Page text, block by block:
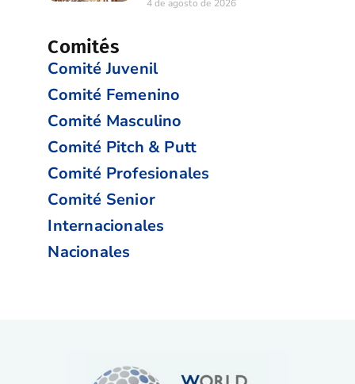
4 de agosto de 2026
Comités
Comité Juvenil
Comité Femenino
Comité Masculino
Comité Pitch & Putt
Comité Profesionales
Comité Senior
Internacionales
Nacionales